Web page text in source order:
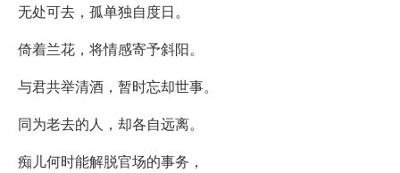
无处可去，孤单独自度日。
倚着兰花，将情感寄予斜阳。
与君共举清酒，暂时忘却世事。
同为老去的人，却各自远离。
痴儿何时能解脱官场的事务，